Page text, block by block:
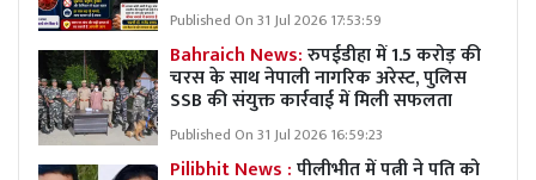
Published On 31 Jul 2026 17:53:59
Bahraich News:रुपईडीहा में 1.5 करोड़ की
चरस के साथ नेपाली नागरिक अरेस्ट, पुलिस
SSB की संयुक्त कार्रवाई में मिली सफलता
Published On 31 Jul 2026 16:59:23
Pilibhit News :पीलीभीत में पत्नी ने पति को